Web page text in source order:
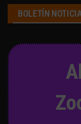
BOLETÍN